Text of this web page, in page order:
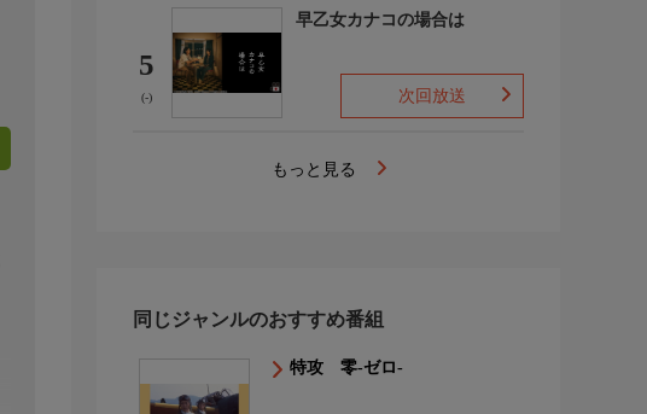
5
(-)
早乙女カナコの場合は
次回放送
もっと見る
同じジャンルのおすすめ番組
特攻 零-ゼロ-